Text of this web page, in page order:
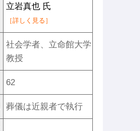
立岩真也 氏
［詳しく見る］
社会学者、立命館大学
教授
62
葬儀は近親者で執行